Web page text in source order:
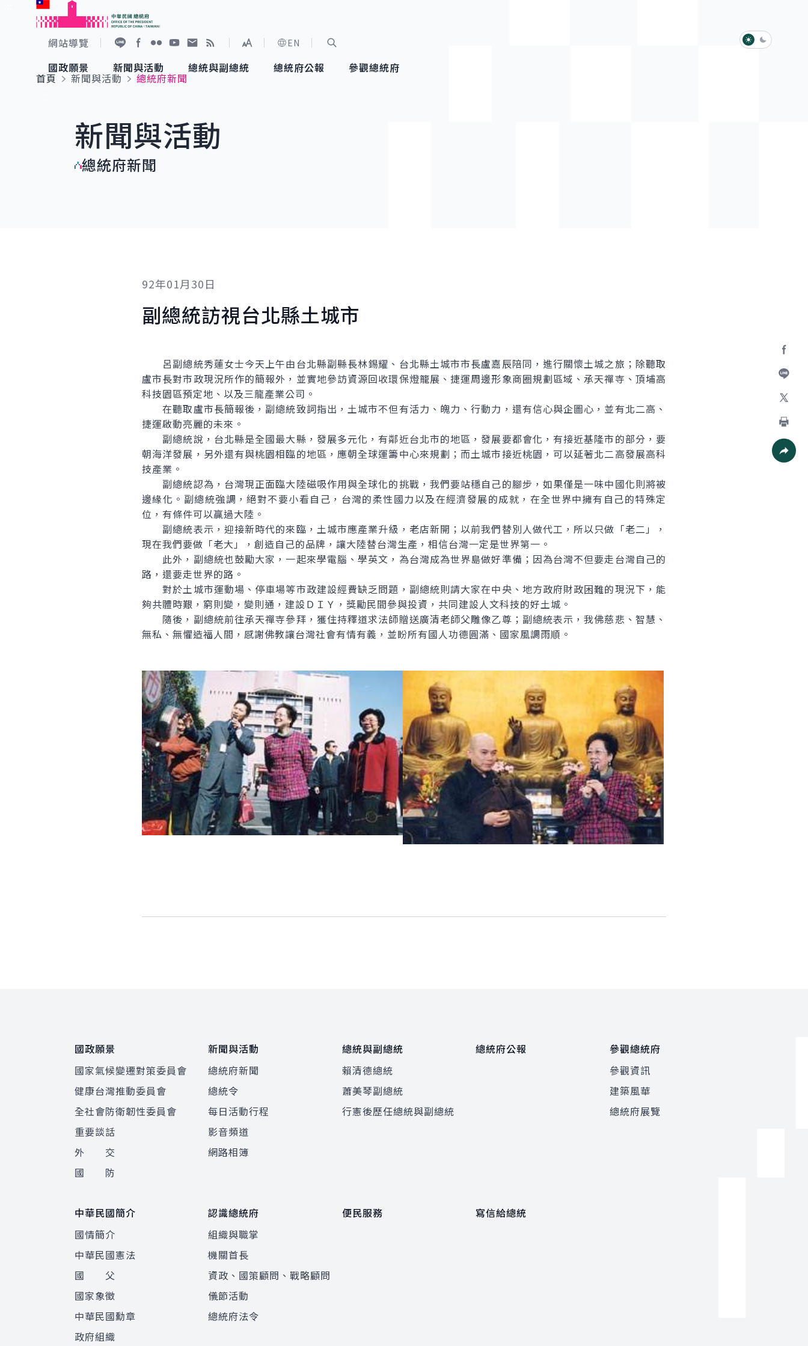
跳到主要內容
網站導覽
展開字級選單
EN
國政願景
國家氣候變遷對策委員會
重要談話
新聞與活動
總統府新聞
影音頻道
總統與副總統
賴清德總統
總統府公報 參觀總統府
參觀資訊
淺色模式
深色模式
首頁
新聞與活動
總統府新聞
新聞與活動
總統府新聞
加入好
列印
92年01月30日
副總統訪視台北縣土城市
呂副總統秀蓮女士今天上午由台北縣副縣長林錫耀、台北縣土城市市長盧嘉辰陪同，進行關懷土城之旅；除聽取
盧市長對市政現況所作的簡報外，並實地參訪資源回收環保燈籠展、捷運周邊形象商圈規劃區域、承天禪寺、頂埔高
科技園區預定地、以及三龍產業公司。
在聽取盧市長簡報後，副總統致詞指出，土城市不但有活力、魄力、行動力，還有信心與企圖心，並有北二高、
捷運啟動亮麗的未來。
副總統說，台北縣是全國最大縣，發展多元化，有鄰近台北市的地區，發展要都會化，有接近基隆市的部分，要
朝海洋發展，另外還有與桃園相臨的地區，應朝全球運籌中心來規劃；而土城市接近桃園，可以延著北二高發展高科
技產業。
副總統認為，台灣現正面臨大陸磁吸作用與全球化的挑戰，我們要站穩自己的腳步，如果僅是一味中國化則將被
邊緣化。副總統強調，絕對不要小看自己，台灣的柔性國力以及在經濟發展的成就，在全世界中擁有自己的特殊定
位，有條件可以贏過大陸。
副總統表示，迎接新時代的來臨，土城市應產業升級，老店新開；以前我們替別人做代工，所以只做「老二」，
現在我們要做「老大」，創造自己的品牌，讓大陸替台灣生產，相信台灣一定是世界第一。
此外，副總統也鼓勵大家，一起來學電腦、學英文，為台灣成為世界島做好準備；因為台灣不但要走台灣自己的
路，還要走世界的路。
對於土城市運動場、停車場等市政建設經費缺乏問題，副總統則請大家在中央、地方政府財政困難的現況下，能
夠共體時艱，窮則變，變則通，建設ＤＩＹ，獎勵民間參與投資，共同建設人文科技的好土城。
隨後，副總統前往承天禪寺參拜，獲住持釋道求法師贈送廣清老師父雕像乙尊；副總統表示，我佛慈悲、智慧、
無私、無懼造福人間，感謝佛教讓台灣社會有情有義，並盼所有國人功德圓滿、國家風調雨順。
國政願景
國家氣候變遷對策委員會
健康台灣推動委員會
全社會防衛韌性委員會
重要談話
外 交
國 防
新聞與活動
總統府新聞
總統令
每日活動行程
影音頻道
網路相簿
總統與副總統
賴清德總統
蕭美琴副總統
行憲後歷任總統與副總統
總統府公報
參觀總統府
參觀資訊
建築風華
總統府展覽
中華民國簡介
國情簡介
中華民國憲法
國 父
國家象徵
中華民國勳章
政府組織
認識總統府
組織與職掌
機關首長
資政、國策顧問、戰略顧問
儀節活動
總統府法令
便民服務 寫信給總統